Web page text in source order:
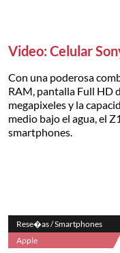
Video: Celular
Con una poderosa
RAM, pantalla Full HD
megapixeles y la
medio bajo el agua, el
smartphones.
Rese�as / Smartphones
Apple